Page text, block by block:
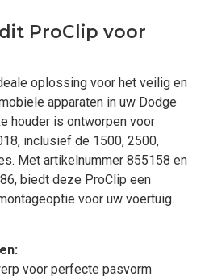
ProClip voor
oplossing voor het veilig en
apparaten in uw Dodge
houder is ontworpen voor
inclusief de 1500, 2500,
Met artikelnummer 855158 en
biedt deze ProClip een
voor uw voertuig.
voor perfecte pasvorm